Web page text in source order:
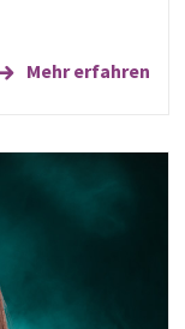
Mehr erfahren